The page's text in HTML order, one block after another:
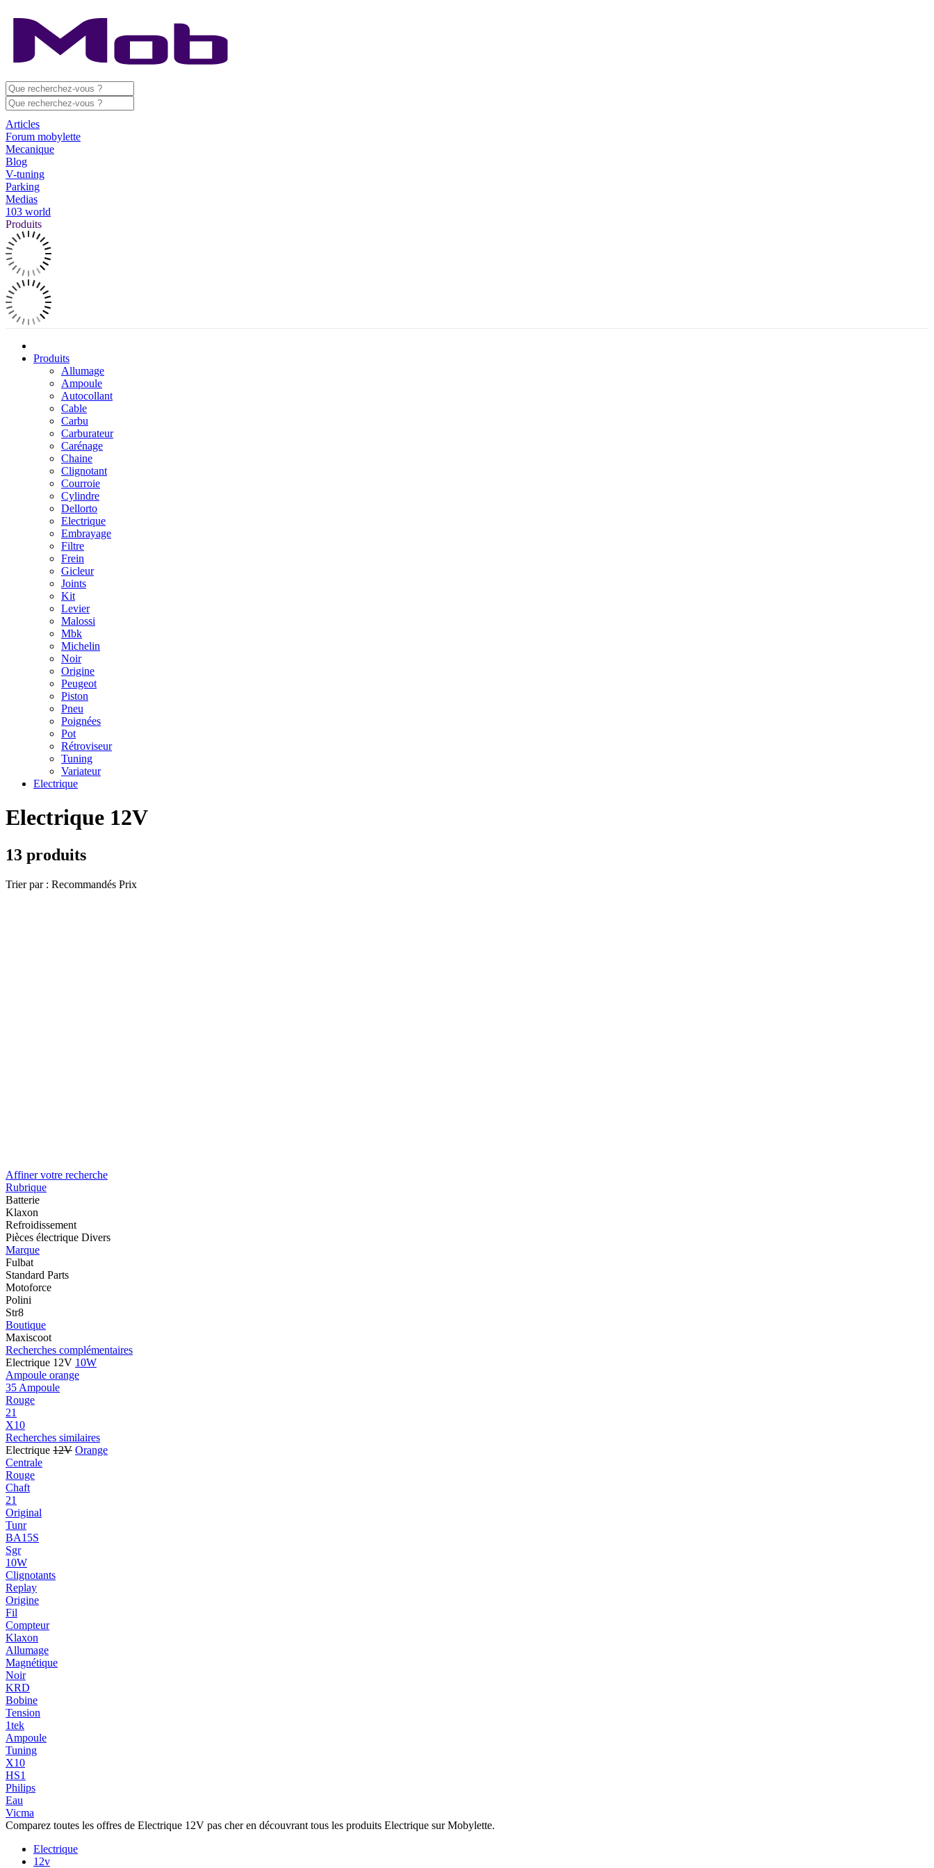
Articles
Forum mobylette
Mecanique
Blog
V-tuning
Parking
Medias
103 world
Produits
Produits
Allumage
Ampoule
Autocollant
Cable
Carbu
Carburateur
Carénage
Chaine
Clignotant
Courroie
Cylindre
Dellorto
Electrique
Embrayage
Filtre
Frein
Gicleur
Joints
Kit
Levier
Malossi
Mbk
Michelin
Noir
Origine
Peugeot
Piston
Pneu
Poignées
Pot
Rétroviseur
Tuning
Variateur
Electrique
Electrique 12V
13 produits
Trier par : Recommandés Prix
Affiner votre recherche
Rubrique
Batterie
Klaxon
Refroidissement
Pièces électrique Divers
Marque
Fulbat
Standard Parts
Motoforce
Polini
Str8
Boutique
Maxiscoot
Recherches complémentaires
Electrique 12V 10W
Ampoule orange
35 Ampoule
Rouge
21
X10
Recherches similaires
Electrique 12V Orange
Centrale
Rouge
Chaft
21
Original
Tunr
BA15S
Sgr
10W
Clignotants
Replay
Origine
Fil
Compteur
Klaxon
Allumage
Magnétique
Noir
KRD
Bobine
Tension
1tek
Ampoule
Tuning
X10
HS1
Philips
Eau
Vicma
Comparez toutes les offres de Electrique 12V pas cher en découvrant tous les produits Electrique sur Mobylette.
Electrique
12v